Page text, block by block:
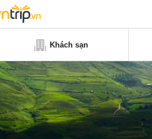
Khách sạn